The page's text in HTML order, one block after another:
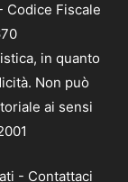
Codice Fiscale
in quanto
Non può
ai sensi
- Contattaci